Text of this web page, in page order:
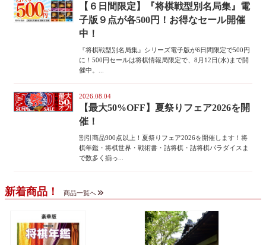
【６日間限定】『将棋戦型別名局集』電
子版９点が各500円！お得なセール開催
中！
『将棋戦型別名局集』シリーズ電子版が6日間限定で500円
に！500円セールは将棋情報局限定で、8月12日(水)まで開
催中。...
2026.08.04
【最大50%OFF】夏祭りフェア2026を開
催！
割引商品900点以上！夏祭りフェア2026を開催します！将
棋年鑑・将棋世界・戦術書・詰将棋・詰将棋パラダイスま
で数多く揃っ...
新着商品！ 商品一覧へ